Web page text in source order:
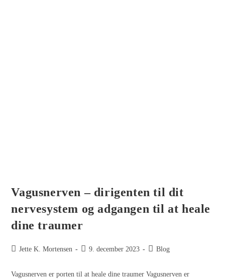
Vagusnerven – dirigenten til dit
nervesystem og adgangen til at heale
dine traumer
Jette K. Mortensen 9. december 2023 Blog
Vagusnerven er porten til at heale dine traumer Vagusnerven er